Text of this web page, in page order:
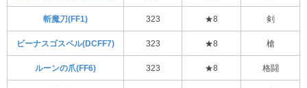
斬魔刀(FF1) 323 ★8 剣
ビーナスゴスペル(DCFF7) 323 ★8 槍
ルーンの爪(FF6) 323 ★8 格闘